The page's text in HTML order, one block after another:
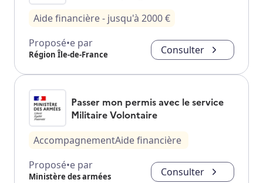
Aide financière- jusqu'à 2000€
Proposé•e par
Région Île-de-France Consulter
Passer mon permis avec le service
Militaire Volontaire
AccompagnementAide financière
Proposé•e par
Ministère des armées Consulter